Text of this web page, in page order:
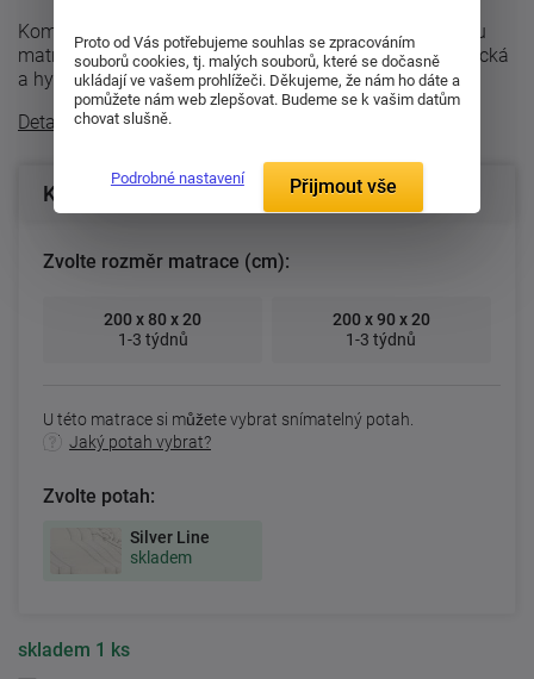
Komfortní sedmizónová matrace Enigma je partnerskou
matrací, neboť je dvojí tuhosti. Je ortopedická, anatomická
a hygienická. Nyní v setu 1 ...
Detailní popis
Konfigurace produktu
Zvolte rozměr matrace (cm):
200 x 80 x 20
1-3 týdnů
200 x 90 x 20
1-3 týdnů
U této matrace si můžete vybrat snímatelný potah.
Jaký potah vybrat?
Zvolte potah:
Silver Line
skladem
skladem 1 ks
Proto od Vás potřebujeme souhlas se zpracováním
souborů cookies, tj. malých souborů, které se dočasně
ukládají ve vašem prohlížeči. Děkujeme, že nám ho dáte a
pomůžete nám web zlepšovat. Budeme se k vašim datům
chovat slušně.
Podrobné nastavení Přijmout vše